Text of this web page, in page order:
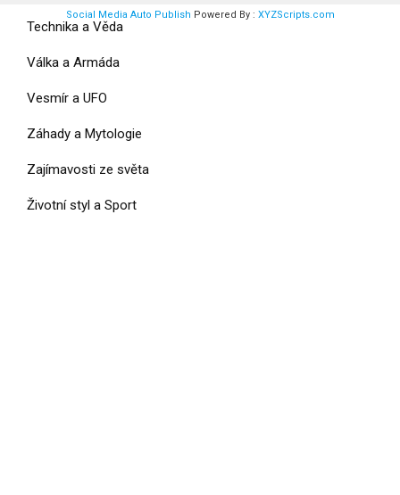
Technika a Věda
Válka a Armáda
Vesmír a UFO
Záhady a Mytologie
Zajímavosti ze světa
Životní styl a Sport
Social Media Auto Publish Powered By : XYZScripts.com